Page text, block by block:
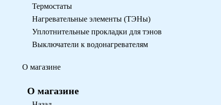
Термостаты
Нагревательные элементы (ТЭНы)
Уплотнительные прокладки для тэнов
Выключатели к водонагревателям
О магазине
О магазине